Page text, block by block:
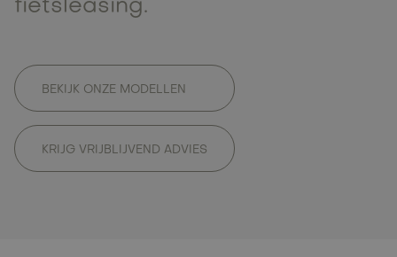
fietsleasing.
BEKIJK ONZE MODELLEN
KRIJG VRIJBLIJVEND ADVIES